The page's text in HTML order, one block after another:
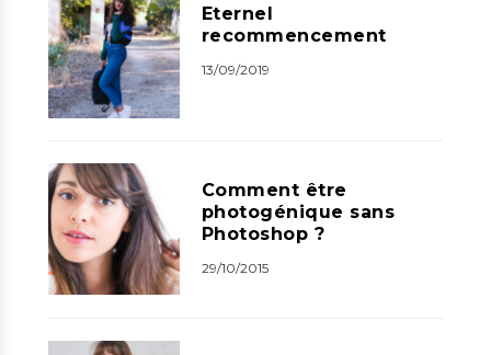
Eternel
recommencement
13/09/2019
Comment être
photogénique sans
Photoshop ?
29/10/2015